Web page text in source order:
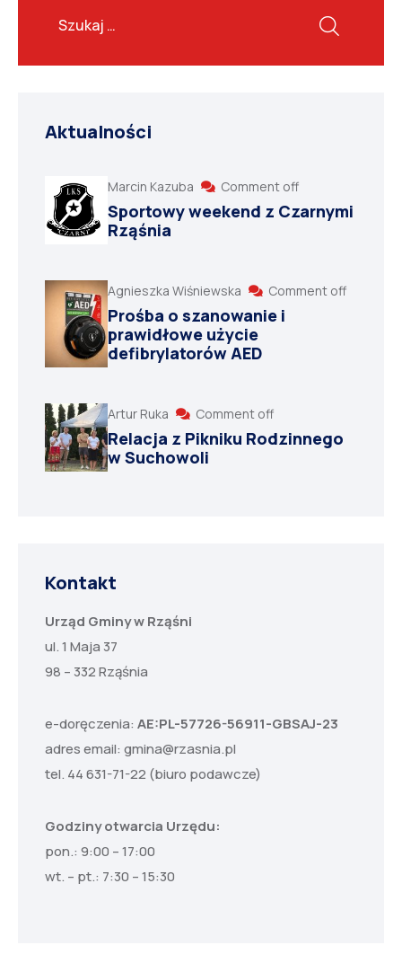
Aktualności
Marcin Kazuba Comment off
Sportowy weekend z Czarnymi
Rząśnia
Agnieszka Wiśniewska Comment off
Prośba o szanowanie i
prawidłowe użycie
defibrylatorów AED
Artur Ruka Comment off
Relacja z Pikniku Rodzinnego
w Suchowoli
Kontakt
Urząd Gminy w Rząśni
ul. 1 Maja 37
98 – 332 Rząśnia
e-doręczenia: AE:PL-57726-56911-GBSAJ-23
adres email: gmina@rzasnia.pl
tel. 44 631-71-22 (biuro podawcze)
Godziny otwarcia Urzędu:
pon.: 9:00 – 17:00
wt. – pt.: 7:30 – 15:30